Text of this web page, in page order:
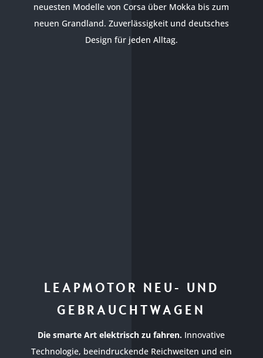
neuesten Modelle von Corsa über Mokka bis zum
neuen Grandland. Zuverlässigkeit und deutsches
Design für jeden Alltag.
LEAPMOTOR NEU- UND
GEBRAUCHTWAGEN
Die smarte Art elektrisch zu fahren. Innovative
Technologie, beeindruckende Reichweiten und ein